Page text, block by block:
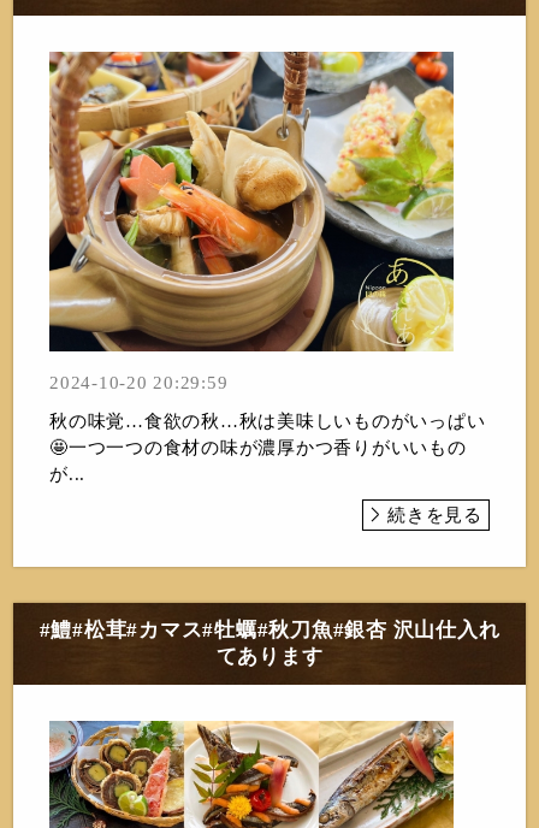
2024-10-20 20:29:59
秋の味覚…食欲の秋…秋は美味しいものがいっぱい
🤩一つ一つの食材の味が濃厚かつ香りがいいもの
が...
続きを見る
#鱧#松茸#カマス#牡蠣#秋刀魚#銀杏 沢山仕入れ
てあります